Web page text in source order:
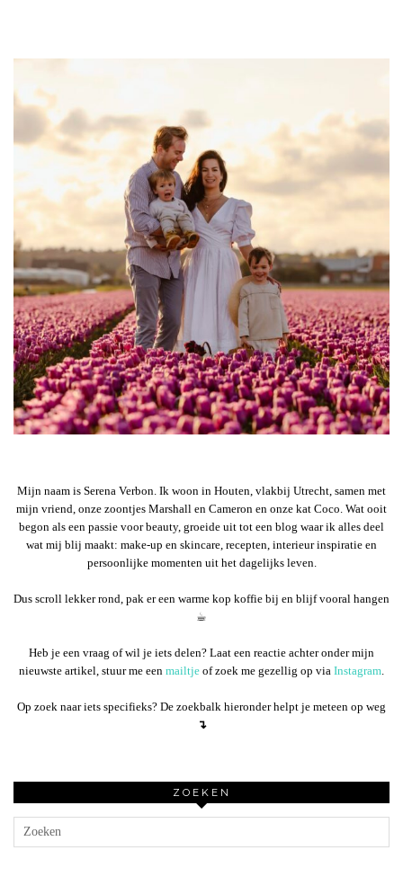
Mijn naam is Serena Verbon. Ik woon in Houten, vlakbij Utrecht, samen met
mijn vriend, onze zoontjes Marshall en Cameron en onze kat Coco. Wat ooit
begon als een passie voor beauty, groeide uit tot een blog waar ik alles deel
wat mij blij maakt: make-up en skincare, recepten, interieur inspiratie en
persoonlijke momenten uit het dagelijks leven.
Dus scroll lekker rond, pak er een warme kop koffie bij en blijf vooral hangen
☕︎
Heb je een vraag of wil je iets delen? Laat een reactie achter onder mijn
nieuwste artikel, stuur me een mailtje of zoek me gezellig op via Instagram
Op zoek naar iets specifieks? De zoekbalk hieronder helpt je meteen op weg
↴
ZOEKEN